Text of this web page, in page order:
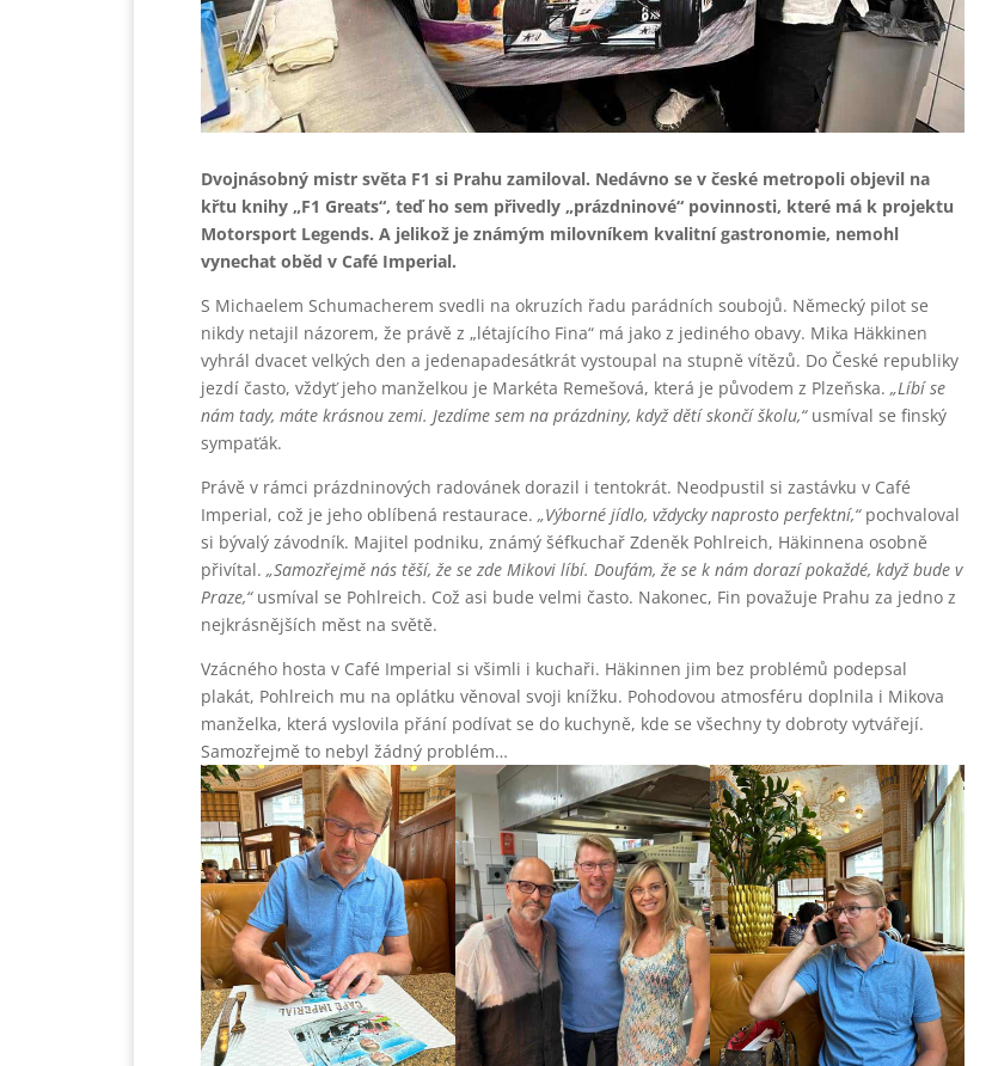
Dvojnásobný mistr světa F1 si Prahu zamiloval. Nedávno se v české metropoli objevil na
křtu knihy „F1 Greats“, teď ho sem přivedly „prázdninové“ povinnosti, které má k projektu
Motorsport Legends. A jelikož je známým milovníkem kvalitní gastronomie, nemohl
vynechat oběd v Café Imperial.
S Michaelem Schumacherem svedli na okruzích řadu parádních soubojů. Německý pilot se
nikdy netajil názorem, že právě z „létajícího Fina“ má jako z jediného obavy. Mika Häkkinen
vyhrál dvacet velkých den a jedenapadesátkrát vystoupal na stupně vítězů. Do České republiky
jezdí často, vždyť jeho manželkou je Markéta Remešová, která je původem z Plzeňska. „Líbí se
nám tady, máte krásnou zemi. Jezdíme sem na prázdniny, když dětí skončí školu,“usmíval se finský
sympaťák.
Právě v rámci prázdninových radovánek dorazil i tentokrát. Neodpustil si zastávku v Café
Imperial, což je jeho oblíbená restaurace. „Výborné jídlo, vždycky naprosto perfektní,“pochvaloval
si bývalý závodník. Majitel podniku, známý šéfkuchař Zdeněk Pohlreich, Häkinnena osobně
přivítal. „Samozřejmě nás těší, že se zde Mikovi líbí. Doufám, že se k nám dorazí pokaždé, když bude v
Praze,“usmíval se Pohlreich. Což asi bude velmi často. Nakonec, Fin považuje Prahu za jedno z
nejkrásnějších měst na světě.
Vzácného hosta v Café Imperial si všimli i kuchaři. Häkinnen jim bez problémů podepsal
plakát, Pohlreich mu na oplátku věnoval svoji knížku. Pohodovou atmosféru doplnila i Mikova
manželka, která vyslovila přání podívat se do kuchyně, kde se všechny ty dobroty vytvářejí.
Samozřejmě to nebyl žádný problém…